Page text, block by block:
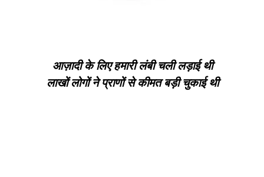
आज़ादी के लिए हमारी लंबी चली लड़ाई थी
लाखों लोगों ने प्राणों से कीमत बड़ी चुकाई थी